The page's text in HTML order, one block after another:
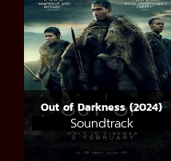
Out of Darkness (2024)
Soundtrack